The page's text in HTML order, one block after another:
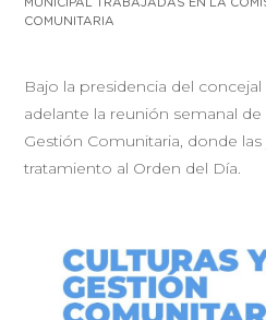
MUNICIPAL TRABAJADAS EN LA
COMUNITARIA
Bajo la presidencia del
adelante la reunión semanal
Gestión Comunitaria, donde
tratamiento al Orden del Día.